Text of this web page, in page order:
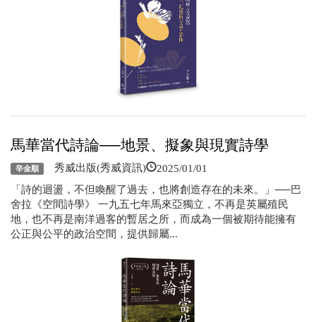
馬華當代詩論──地景、擬象與現實詩學
辛金順 秀威出版(秀威資訊) 2025/01/01
「詩的迴盪，不但喚醒了過去，也將創造存在的未來。」──巴
舍拉《空間詩學》 一九五七年馬來亞獨立，不再是英屬殖民
地，也不再是南洋過客的暫居之所，而成為一個被期待能擁有
公正與公平的政治空間，提供歸屬...